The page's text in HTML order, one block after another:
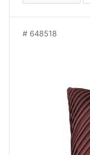
648518